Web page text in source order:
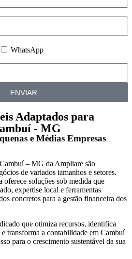
WhatsApp
ENVIAR
Adaptados para
- MG
e Médias Empresas
– MG da Ampliare são
de variados tamanhos e setores.
oferece soluções sob medida que
expertise local e ferramentas
concretos para a gestão financeira dos
que otimiza recursos, identifica
transforma a contabilidade em Cambuí
para o crescimento sustentável da sua